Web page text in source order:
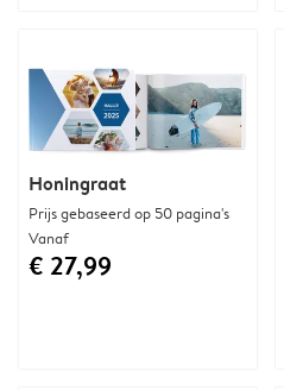
Honingraat
Prijs gebaseerd op 50 pagina's
Vanaf
€ 27,99